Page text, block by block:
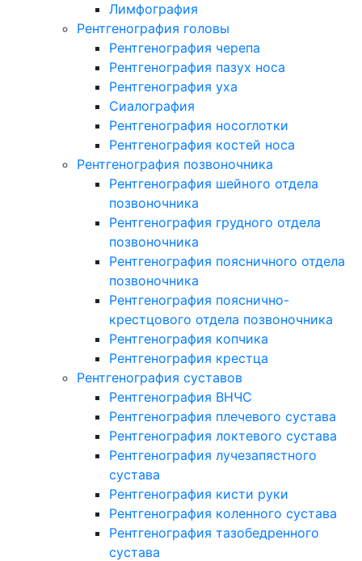
Лимфография
Рентгенография головы
Рентгенография черепа
Рентгенография пазух носа
Рентгенография уха
Сиалография
Рентгенография носоглотки
Рентгенография костей носа
Рентгенография позвоночника
Рентгенография шейного отдела
позвоночника
Рентгенография грудного отдела
позвоночника
Рентгенография поясничного отдела
позвоночника
Рентгенография пояснично-
крестцового отдела позвоночника
Рентгенография копчика
Рентгенография крестца
Рентгенография суставов
Рентгенография ВНЧС
Рентгенография плечевого сустава
Рентгенография локтевого сустава
Рентгенография лучезапястного
сустава
Рентгенография кисти руки
Рентгенография коленного сустава
Рентгенография тазобедренного
сустава